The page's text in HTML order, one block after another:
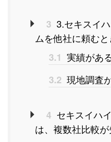
3 3.セキスイ
ムを他社に頼む
3.1 実績があ
3.2 現地調査
4 セキスイハ
は、複数社比較